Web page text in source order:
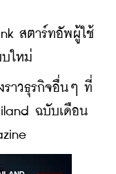
สตาร์ทอัพผู้ใช้
บใหม่
ราวธุรกิจอื่นๆ ที่
ฉบับเดือน